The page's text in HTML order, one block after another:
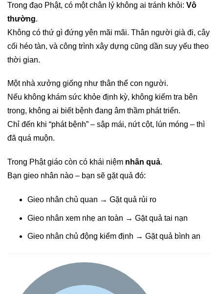
Trong đạo Phật, có một chân lý không ai tránh khỏi: Vô
thường.
Không có thứ gì đứng yên mãi mãi. Thân người già đi, cây
cối héo tàn, và công trình xây dựng cũng dần suy yếu theo
thời gian.
Một nhà xưởng giống như thân thể con người.
Nếu không khám sức khỏe định kỳ, không kiểm tra bên
trong, không ai biết bệnh đang âm thầm phát triển.
Chỉ đến khi “phát bệnh” – sập mái, nứt cột, lún móng – thì
đã quá muộn.
Trong Phật giáo còn có khái niệm nhân quả.
Bạn gieo nhân nào – bạn sẽ gặt quả đó:
Gieo nhân chủ quan → Gặt quả rủi ro
Gieo nhân xem nhẹ an toàn → Gặt quả tai nạn
Gieo nhân chủ động kiểm định → Gặt quả bình an